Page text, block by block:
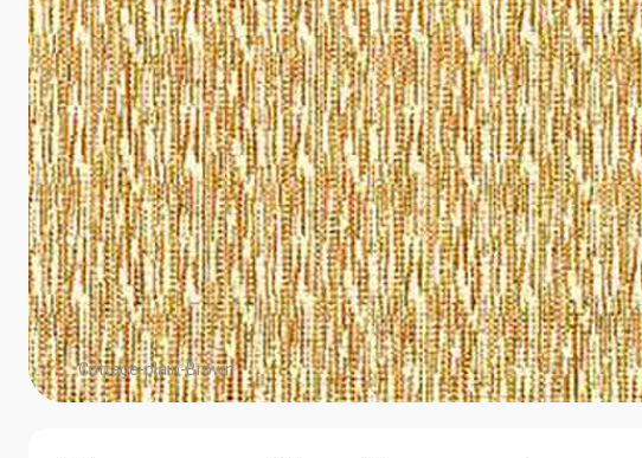
Cottage-plain-Brown